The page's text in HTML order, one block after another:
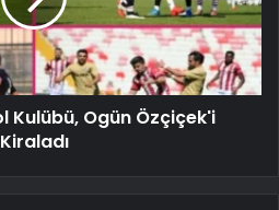
Kulübü, Ogün Özçiçek'i
Kiraladı